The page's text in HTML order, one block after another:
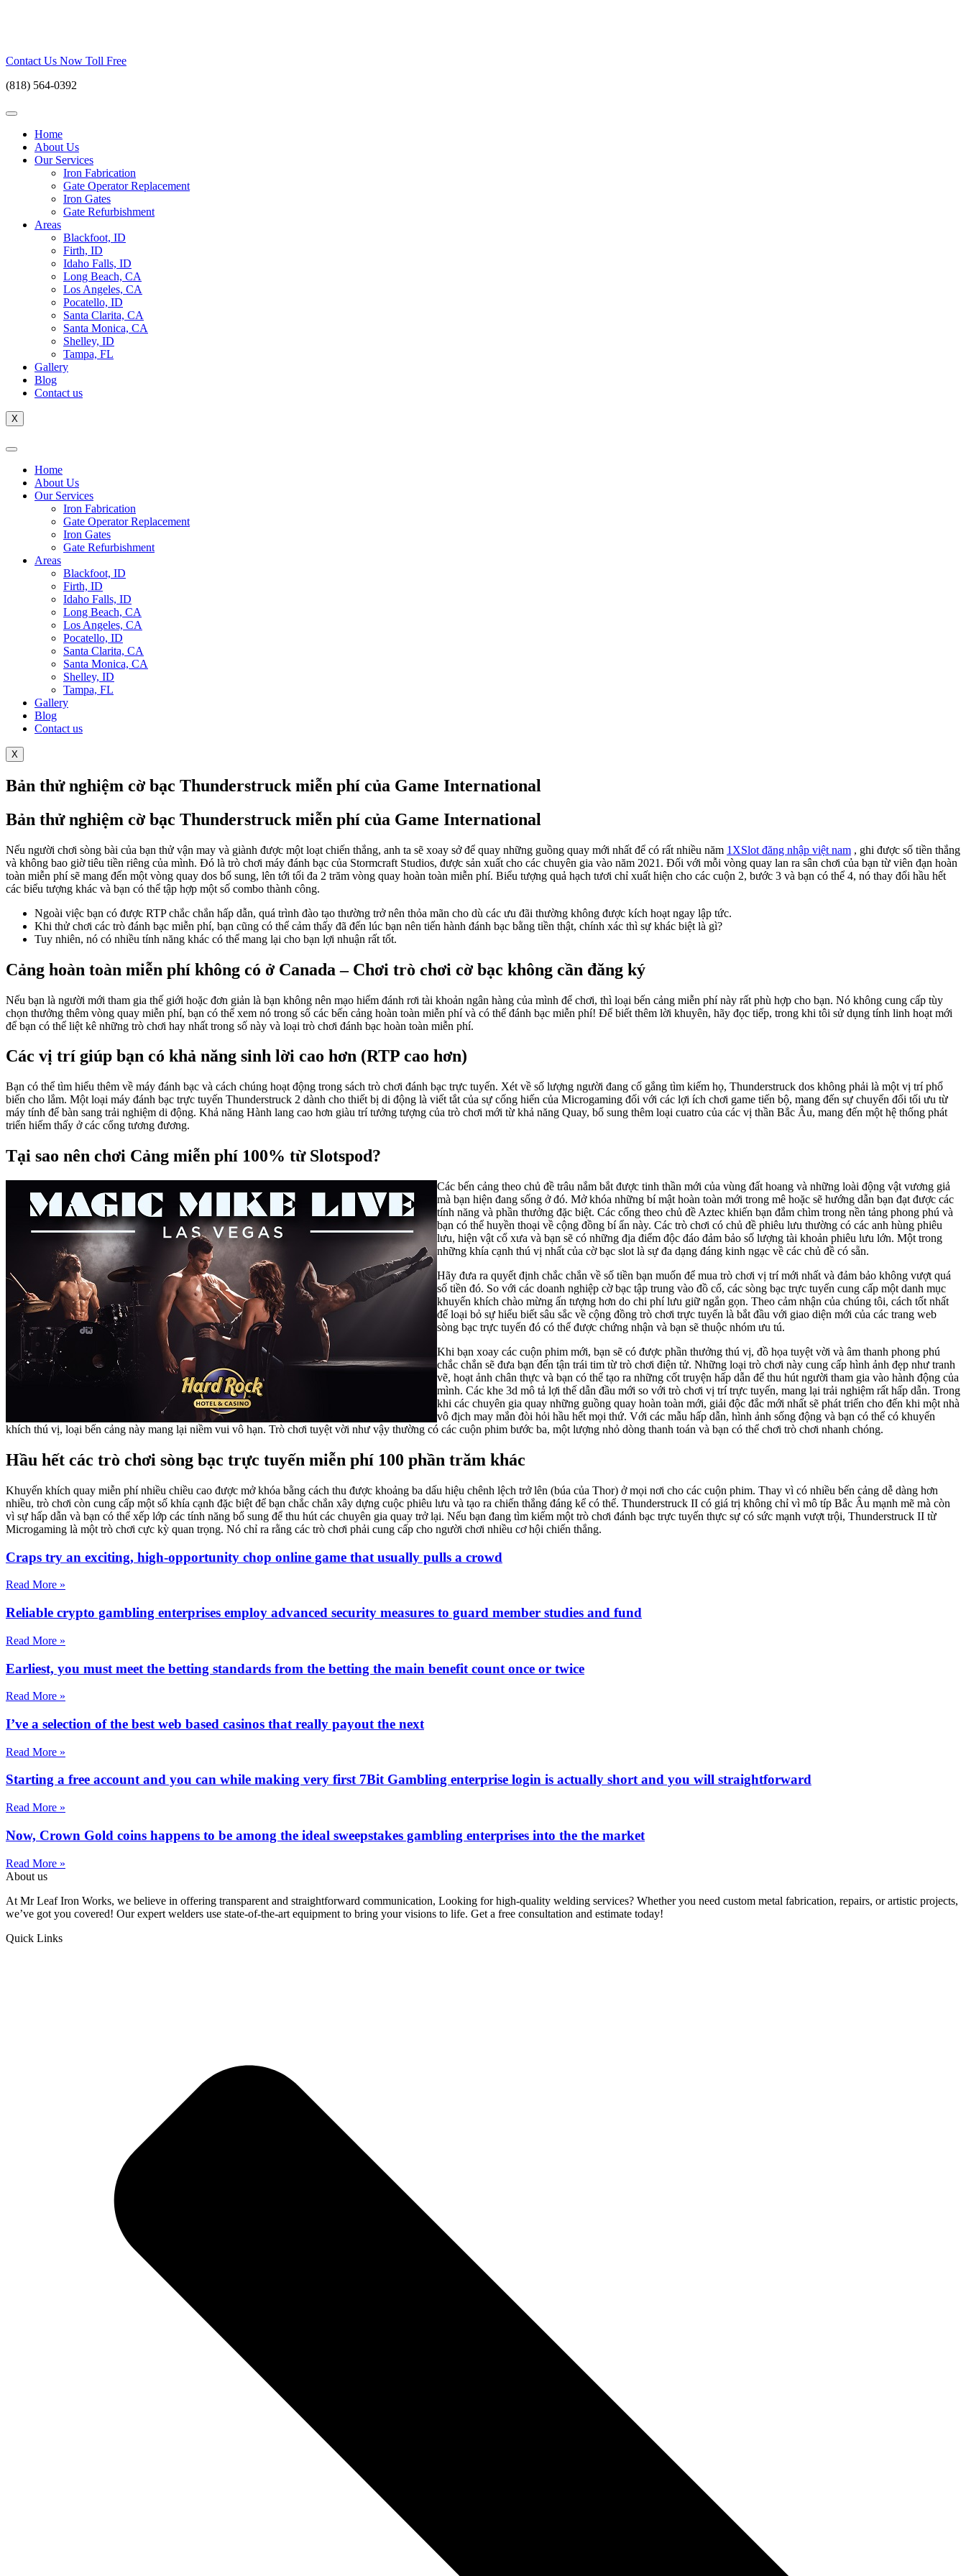
Contact Us Now Toll Free
(818) 564-0392
Home
About Us
Our Services
Iron Fabrication
Gate Operator Replacement
Iron Gates
Gate Refurbishment
Areas
Blackfoot, ID
Firth, ID
Idaho Falls, ID
Long Beach, CA
Los Angeles, CA
Pocatello, ID
Santa Clarita, CA
Santa Monica, CA
Shelley, ID
Tampa, FL
Gallery
Blog
Contact us
X
Home
About Us
Our Services
Iron Fabrication
Gate Operator Replacement
Iron Gates
Gate Refurbishment
Areas
Blackfoot, ID
Firth, ID
Idaho Falls, ID
Long Beach, CA
Los Angeles, CA
Pocatello, ID
Santa Clarita, CA
Santa Monica, CA
Shelley, ID
Tampa, FL
Gallery
Blog
Contact us
X
Bản thử nghiệm cờ bạc Thunderstruck miễn phí của Game International
Bản thử nghiệm cờ bạc Thunderstruck miễn phí của Game International
Nếu người chơi sòng bài của bạn thử vận ​​may và giành được một loạt chiến thắng, anh ta sẽ xoay sở để quay những guồng quay mới nhất để có rất nhiều năm 1XSlot đăng nhập việt nam , ghi được số tiền thắng
và không bao giờ tiêu tiền riêng của mình. Đó là trò chơi máy đánh bạc của Stormcraft Studios, được sản xuất cho các chuyên gia vào năm 2021. Đối với mỗi vòng quay lan ra sân chơi của bạn từ viên đạn hoàn
toàn miễn phí sẽ mang đến một vòng quay dos bổ sung, lên tới tối đa 2 trăm vòng quay hoàn toàn miễn phí. Biểu tượng quả hạch tươi chỉ xuất hiện cho các cuộn 2, bước 3 và bạn có thể 4, nó thay đổi hầu hết
các biểu tượng khác và bạn có thể tập hợp một số combo thành công.
Ngoài việc bạn có được RTP chắc chắn hấp dẫn, quá trình đào tạo thường trở nên thỏa mãn cho dù các ưu đãi thường không được kích hoạt ngay lập tức.
Khi thử chơi các trò đánh bạc miễn phí, bạn cũng có thể cảm thấy đã đến lúc bạn nên tiến hành đánh bạc bằng tiền thật, chính xác thì sự khác biệt là gì?
Tuy nhiên, nó có nhiều tính năng khác có thể mang lại cho bạn lợi nhuận rất tốt.
Cảng hoàn toàn miễn phí không có ở Canada – Chơi trò chơi cờ bạc không cần đăng ký
Nếu bạn là người mới tham gia thế giới hoặc đơn giản là bạn không nên mạo hiểm đánh rơi tài khoản ngân hàng của mình để chơi, thì loại bến cảng miễn phí này rất phù hợp cho bạn. Nó không cung cấp tùy
chọn thưởng thêm vòng quay miễn phí, bạn có thể xem nó trong số các bến cảng hoàn toàn miễn phí và có thể đánh bạc miễn phí! Để biết thêm lời khuyên, hãy đọc tiếp, trong khi tôi sử dụng tính linh hoạt mới
để bạn có thể liệt kê những trò chơi hay nhất trong số này và loại trò chơi đánh bạc hoàn toàn miễn phí.
Các vị trí giúp bạn có khả năng sinh lời cao hơn (RTP cao hơn)
Bạn có thể tìm hiểu thêm về máy đánh bạc và cách chúng hoạt động trong sách trò chơi đánh bạc trực tuyến. Xét về số lượng người đang cố gắng tìm kiếm họ, Thunderstruck dos không phải là một vị trí phổ
biến cho lắm. Một loại máy đánh bạc trực tuyến Thunderstruck 2 dành cho thiết bị di động là viết tắt của sự cống hiến của Microgaming đối với các lợi ích chơi game tiến bộ, mang đến sự chuyển đổi tối ưu từ
máy tính để bàn sang trải nghiệm di động. Khả năng Hành lang cao hơn giàu trí tưởng tượng của trò chơi mới từ khả năng Quay, bổ sung thêm loại cuatro của các vị thần Bắc Âu, mang đến một hệ thống phát
triển hiếm thấy ở các cổng tương đương.
Tại sao nên chơi Cảng miễn phí 100% từ Slotspod?
Các bến cảng theo chủ đề trâu nắm bắt được tinh thần mới của vùng đất hoang và những loài động vật vương giả
mà bạn hiện đang sống ở đó. Mở khóa những bí mật hoàn toàn mới trong mê hoặc sẽ hướng dẫn bạn đạt được các
tính năng và phần thưởng đặc biệt. Các cổng theo chủ đề Aztec khiến bạn đắm chìm trong nền tảng phong phú và
bạn có thể huyền thoại về cộng đồng bí ẩn này. Các trò chơi có chủ đề phiêu lưu thường có các anh hùng phiêu
lưu, hiện vật cổ xưa và bạn sẽ có những địa điểm độc đáo đảm bảo số lượng tài khoản phiêu lưu lớn. Một trong
những khía cạnh thú vị nhất của cờ bạc slot là sự đa dạng đáng kinh ngạc về các chủ đề có sẵn.
Hãy đưa ra quyết định chắc chắn về số tiền bạn muốn để mua trò chơi vị trí mới nhất và đảm bảo không vượt quá
số tiền đó. So với các doanh nghiệp cờ bạc tập trung vào đồ cổ, các sòng bạc trực tuyến cung cấp một danh mục
khuyến khích chào mừng ấn tượng hơn do chi phí lưu giữ ngắn gọn. Theo cảm nhận của chúng tôi, cách tốt nhất
để loại bỏ sự hiểu biết sâu sắc về cộng đồng trò chơi trực tuyến là bắt đầu với giao diện mới của các trang web
sòng bạc trực tuyến đó có thể được chứng nhận và bạn sẽ thuộc nhóm ưu tú.
Khi bạn xoay các cuộn phim mới, bạn sẽ có được phần thưởng thú vị, đồ họa tuyệt vời và âm thanh phong phú
chắc chắn sẽ đưa bạn đến tận trái tim từ trò chơi điện tử. Những loại trò chơi này cung cấp hình ảnh đẹp như tranh
vẽ, hoạt ảnh chân thực và bạn có thể tạo ra những cốt truyện hấp dẫn để thu hút người tham gia vào hành động của
mình. Các khe 3d mô tả lợi thế dẫn đầu mới so với trò chơi vị trí trực tuyến, mang lại trải nghiệm rất hấp dẫn. Trong
khi các chuyên gia quay những guồng quay hoàn toàn mới, giải độc đắc mới nhất sẽ phát triển cho đến khi một nhà
vô địch may mắn đòi hỏi hầu hết mọi thứ. Với các mẫu hấp dẫn, hình ảnh sống động và bạn có thể có khuyến
khích thú vị, loại bến cảng này mang lại niềm vui vô hạn. Trò chơi tuyệt vời như vậy thường có các cuộn phim bước ba, một lượng nhỏ dòng thanh toán và bạn có thể chơi trò chơi nhanh chóng.
Hầu hết các trò chơi sòng bạc trực tuyến miễn phí 100 phần trăm khác
Khuyến khích quay miễn phí nhiều chiều cao được mở khóa bằng cách thu được khoảng ba dấu hiệu chênh lệch trở lên (búa của Thor) ở mọi nơi cho các cuộn phim. Thay vì có nhiều bến cảng dễ dàng hơn
nhiều, trò chơi còn cung cấp một số khía cạnh đặc biệt để bạn chắc chắn xây dựng cuộc phiêu lưu và tạo ra chiến thắng đáng kể có thể. Thunderstruck II có giá trị không chỉ vì mô típ Bắc Âu mạnh mẽ mà còn
vì sự hấp dẫn và bạn có thể xếp lớp các tính năng bổ sung để thu hút các chuyên gia quay trở lại. Nếu bạn đang tìm kiếm một trò chơi đánh bạc trực tuyến thực sự có sức mạnh vượt trội, Thunderstruck II từ
Microgaming là một trò chơi cực kỳ quan trọng. Nó chỉ ra rằng các trò chơi phải cung cấp cho người chơi nhiều cơ hội chiến thắng.
Craps try an exciting, high-opportunity chop online game that usually pulls a crowd
Read More »
Reliable crypto gambling enterprises employ advanced security measures to guard member studies and fund
Read More »
Earliest, you must meet the betting standards from the betting the main benefit count once or twice
Read More »
I’ve a selection of the best web based casinos that really payout the next
Read More »
Starting a free account and you can while making very first 7Bit Gambling enterprise login is actually short and you will straightforward
Read More »
Now, Crown Gold coins happens to be among the ideal sweepstakes gambling enterprises into the the market
Read More »
About us
At Mr Leaf Iron Works, we believe in offering transparent and straightforward communication, Looking for high-quality welding services? Whether you need custom metal fabrication, repairs, or artistic projects,
we’ve got you covered! Our expert welders use state-of-the-art equipment to bring your visions to life. Get a free consultation and estimate today!
Quick Links